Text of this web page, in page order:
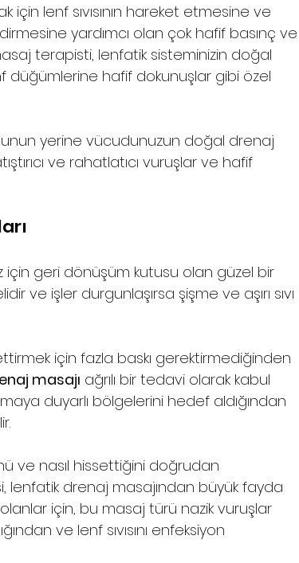
için lenf sıvısının hareket etmesine ve
yardımcı olan çok hafif basınç ve
terapisti, lenfatik sisteminizin doğal
düğümlerine hafif dokunuşlar gibi özel
yerine vücudunuzun doğal drenaj
ve rahatlatıcı vuruşlar ve hafif
geri dönüşüm kutusu olan güzel bir
ve işler durgunlaşırsa şişme ve aşırı sıvı
için fazla baskı gerektirmediğinden
masajı ağrılı bir tedavi olarak kabul
duyarlı bölgelerini hedef aldığından
ve nasıl hissettiğini doğrudan
lenfatik drenaj masajından büyük fayda
için, bu masaj türü nazik vuruşlar
ve lenf sıvısını enfeksiyon